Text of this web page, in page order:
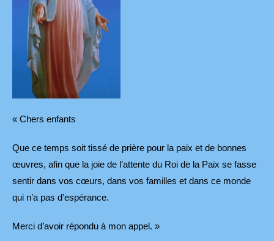
« Chers enfants
Que ce temps soit tissé de prière pour la paix et de bonnes
œuvres, afin que la joie de l’attente du Roi de la Paix se fasse
sentir dans vos cœurs, dans vos familles et dans ce monde
qui n’a pas d’espérance.
Merci d’avoir répondu à mon appel. »